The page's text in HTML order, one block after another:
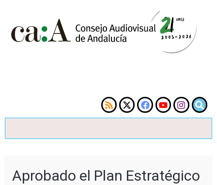
Aprobado el Plan Estratégico